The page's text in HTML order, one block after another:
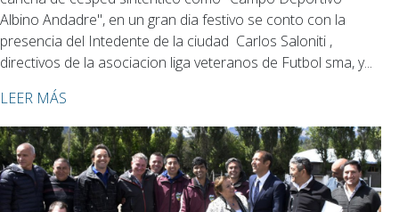
Albino Andadre", en un gran dia festivo se conto con la
presencia del Intedente de la ciudad Carlos Saloniti ,
directivos de la asociacion liga veteranos de Futbol sma, y...
LEER MÁS